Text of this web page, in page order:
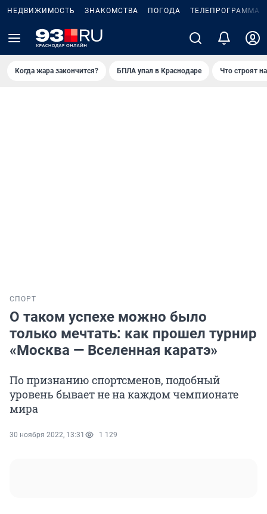
НЕДВИЖИМОСТЬ ЗНАКОМСТВА ПОГОДА ТЕЛЕПРОГРАММА
Когда жара закончится? БПЛА упал в Краснодаре Что строят
СПОРТ
О таком успехе можно было
только мечтать: как прошел турнир
«Москва — Вселенная каратэ»
По признанию спортсменов, подобный
уровень бывает не на каждом чемпионате
мира
30 ноября 2022, 13:31 1 129